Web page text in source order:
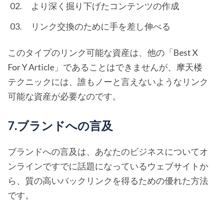
より深く掘り下げたコンテンツの作成
リンク交換のために手を差し伸べる
このタイプのリンク可能な資産は、他の「Best X
For Y Article」であることはできませんが、摩天楼
テクニックには、誰もノーと言えないようなリンク
可能な資産が必要なのです。
7.ブランドへの言及
ブランドへの言及は、あなたのビジネスについてオ
ンラインですでに話題になっているウェブサイトか
ら、質の高いバックリンクを得るための優れた方法
です。